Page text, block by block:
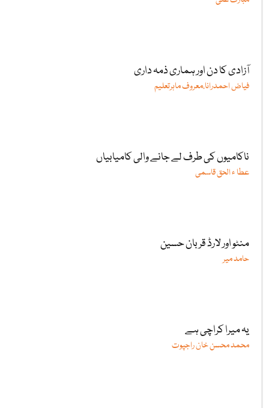
آزادی کا دن اور ہماری ذمہ داری
فیاض احمدرانا،معروف ماہرتعلیم
ناکامیوں کی طرف لے جانے والی کامیابیاں
عطا ء الحق قاسمی
منٹو اور لارڈ قربان حسین
حامد میر
یہ میرا کراچی ہے
محمد محسن خان راجپوت